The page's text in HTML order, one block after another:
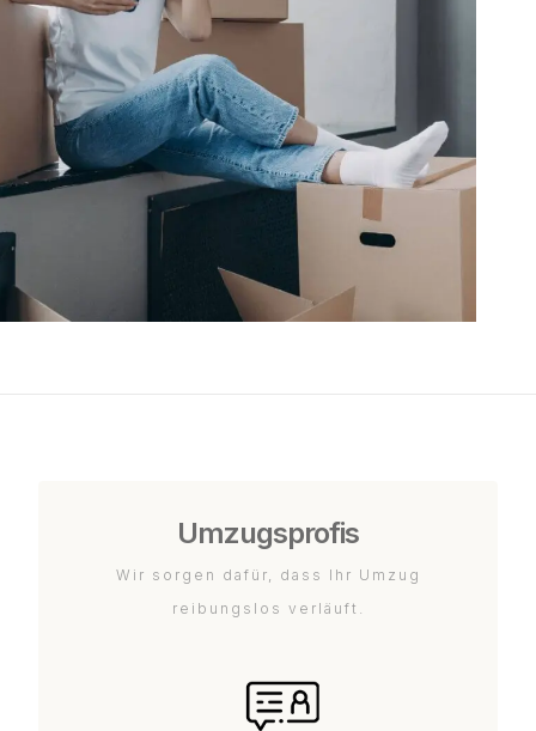
Umzugsprofis
Wir sorgen dafür, dass Ihr Umzug
reibungslos verläuft.